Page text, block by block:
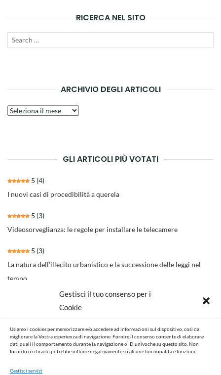
Gestisci il tuo consenso per i
Cookie
Usiamo i cookies per memorizzare e/o accedere ad informazioni sul dispositivo, così da
migliorare la Vostra esperienza di navigazione. Fornire il consenso consente di elaborare
dati quali il comportamento durante la navigazione o ID univoche su questo sito. Non
fornirlo o ritirarlo potrebbe influire negativamente su alcune funzionalità e funzioni.
Gestisci servizi
RICERCA NEL SITO
Search
ARCHIVIO DEGLI ARTICOLI
Archivio
GLI ARTICOLI PIÙ VOTATI
5 (4)
I nuovi casi di procedibilità a querela
5 (3)
Videosorveglianza: le regole per installare le telecamere
5 (3)
La natura dell’illecito urbanistico e la successione delle leggi nel
tempo
4.6 (14)
NOVITA’ NORMATIVE E GIURISPRUDENZIALI